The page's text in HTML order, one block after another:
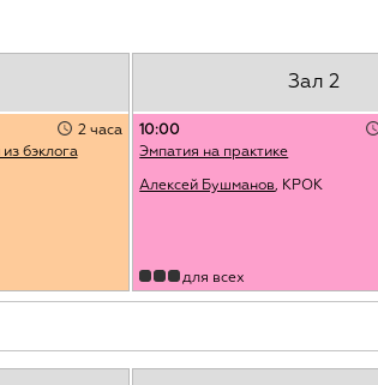
2 часа
бэклога
Зал 2
10:00
Эмпатия на практике
Алексей Бушманов, КРОК
для всех